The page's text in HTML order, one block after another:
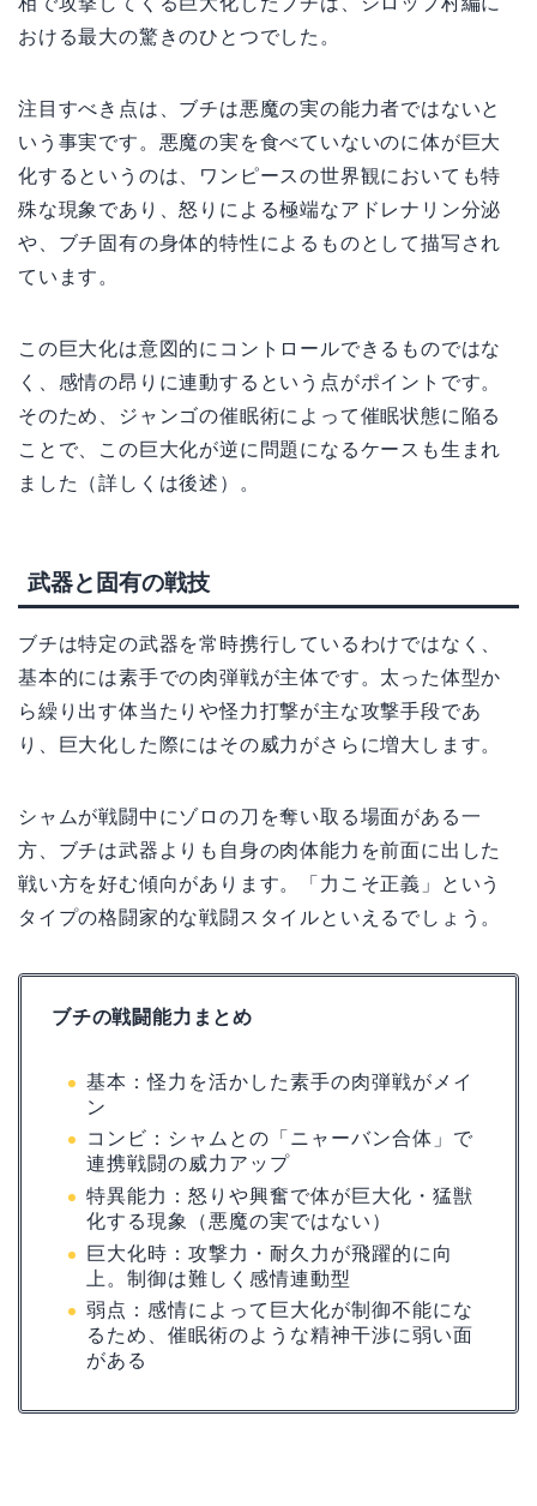
おける最大の驚きのひとつでした。
注目すべき点は、ブチは悪魔の実の能力者ではないと
いう事実です。悪魔の実を食べていないのに体が巨大
化するというのは、ワンピースの世界観においても特
殊な現象であり、怒りによる極端なアドレナリン分泌
や、ブチ固有の身体的特性によるものとして描写され
ています。
この巨大化は意図的にコントロールできるものではな
く、感情の昂りに連動するという点がポイントです。
そのため、ジャンゴの催眠術によって催眠状態に陥る
ことで、この巨大化が逆に問題になるケースも生まれ
ました（詳しくは後述）。
武器と固有の戦技
ブチは特定の武器を常時携行しているわけではなく、
基本的には素手での肉弾戦が主体です。太った体型か
ら繰り出す体当たりや怪力打撃が主な攻撃手段であ
り、巨大化した際にはその威力がさらに増大します。
シャムが戦闘中にゾロの刀を奪い取る場面がある一
方、ブチは武器よりも自身の肉体能力を前面に出した
戦い方を好む傾向があります。「力こそ正義」という
タイプの格闘家的な戦闘スタイルといえるでしょう。
ブチの戦闘能力まとめ
基本：怪力を活かした素手の肉弾戦がメイ
ン
コンビ：シャムとの「ニャーバン合体」で
連携戦闘の威力アップ
特異能力：怒りや興奮で体が巨大化・猛獣
化する現象（悪魔の実ではない）
巨大化時：攻撃力・耐久力が飛躍的に向
上。制御は難しく感情連動型
弱点：感情によって巨大化が制御不能にな
るため、催眠術のような精神干渉に弱い面
がある